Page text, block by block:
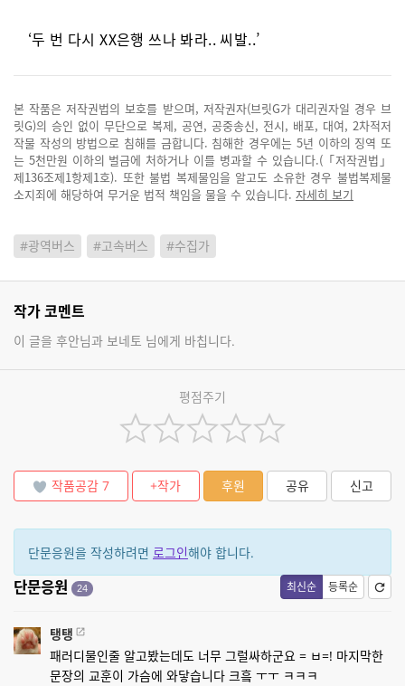
‘두 번 다시 XX은행 쓰나 봐라.. 씨발..’
본 작품은 저작권법의 보호를 받으며, 저작권자(브릿G가 대리권자일 경우 브
릿G)의 승인 없이 무단으로 복제, 공연, 공중송신, 전시, 배포, 대여, 2차적저
작물 작성의 방법으로 침해를 금합니다. 침해한 경우에는 5년 이하의 징역 또
는 5천만원 이하의 벌금에 처하거나 이를 병과할 수 있습니다.(「저작권법」
제136조제1항제1호). 또한 불법 복제물임을 알고도 소유한 경우 불법복제물
소지죄에 해당하여 무거운 법적 책임을 물을 수 있습니다. 자세히 보기
#광역버스 #고속버스 #수집가
작가 코멘트
이 글을 후안님과 보네토 님에게 바칩니다.
평점주기
작품공감 7 +작가 후원 공유 신고
단문응원을 작성하려면 로그인해야 합니다.
최신순 등록순
단문응원 24
탱탱
패러디물인줄 알고봤는데도 너무 그럴싸하군요 = ㅂ=! 마지막한
문장의 교훈이 가슴에 와닿습니다 크흨 ㅜㅜ ㅋㅋㅋ